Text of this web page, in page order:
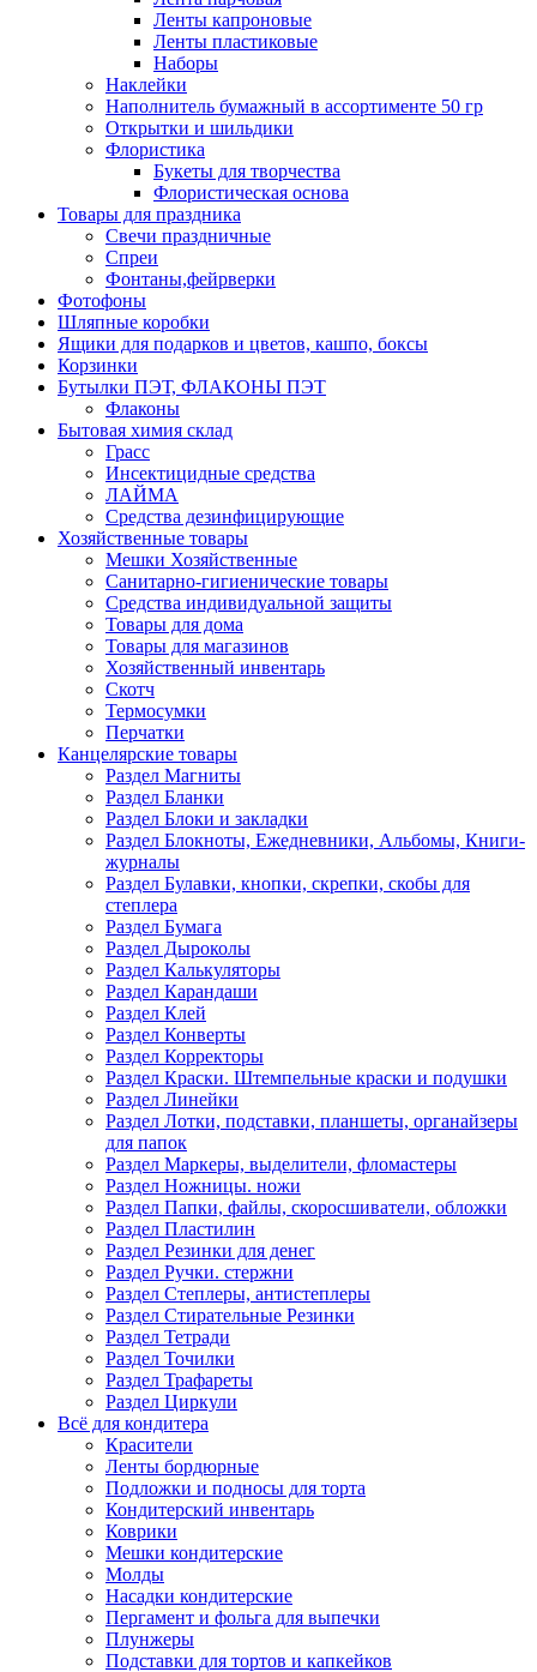
Ленты капроновые
Ленты пластиковые
Наборы
Наклейки
Наполнитель бумажный в ассортименте 50 гр
Открытки и шильдики
Флористика
Букеты для творчества
Флористическая основа
Товары для праздника
Свечи праздничные
Спреи
Фонтаны,фейрверки
Фотофоны
Шляпные коробки
Ящики для подарков и цветов, кашпо, боксы
Корзинки
Бутылки ПЭТ, ФЛАКОНЫ ПЭТ
Флаконы
Бытовая химия склад
Грасс
Инсектицидные средства
ЛАЙМА
Средства дезинфицирующие
Хозяйственные товары
Мешки Хозяйственные
Санитарно-гигиенические товары
Средства индивидуальной защиты
Товары для дома
Товары для магазинов
Хозяйственный инвентарь
Скотч
Термосумки
Перчатки
Канцелярские товары
Раздел Магниты
Раздел Бланки
Раздел Блоки и закладки
Раздел Блокноты, Ежедневники, Альбомы, Книги-
журналы
Раздел Булавки, кнопки, скрепки, скобы для
степлера
Раздел Бумага
Раздел Дыроколы
Раздел Калькуляторы
Раздел Карандаши
Раздел Клей
Раздел Конверты
Раздел Корректоры
Раздел Краски. Штемпельные краски и подушки
Раздел Линейки
Раздел Лотки, подставки, планшеты, органайзеры
для папок
Раздел Маркеры, выделители, фломастеры
Раздел Ножницы. ножи
Раздел Папки, файлы, скоросшиватели, обложки
Раздел Пластилин
Раздел Резинки для денег
Раздел Ручки. стержни
Раздел Степлеры, антистеплеры
Раздел Стирательные Резинки
Раздел Тетради
Раздел Точилки
Раздел Трафареты
Раздел Циркули
Всё для кондитера
Красители
Ленты бордюрные
Подложки и подносы для торта
Кондитерский инвентарь
Коврики
Мешки кондитерские
Молды
Насадки кондитерские
Пергамент и фольга для выпечки
Плунжеры
Подставки для тортов и капкейков